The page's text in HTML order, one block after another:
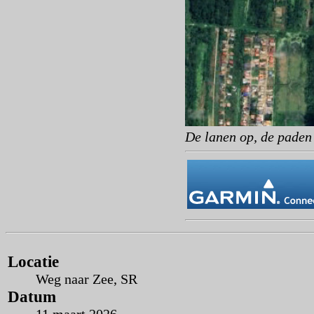
De lanen op, de
Locatie
Weg naar Zee, SR
Datum